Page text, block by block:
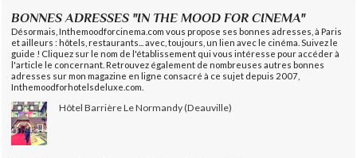
BONNES ADRESSES "IN THE MOOD FOR CINEMA"
Désormais, Inthemoodforcinema.com vous propose ses bonnes adresses, à Paris
et ailleurs : hôtels, restaurants... avec, toujours, un lien avec le cinéma. Suivez le
guide ! Cliquez sur le nom de l'établissement qui vous intéresse pour accéder à
l'article le concernant. Retrouvez également de nombreuses autres bonnes
adresses sur mon magazine en ligne consacré à ce sujet depuis 2007,
Inthemoodforhotelsdeluxe.com.
Hôtel Barrière Le Normandy (Deauville)